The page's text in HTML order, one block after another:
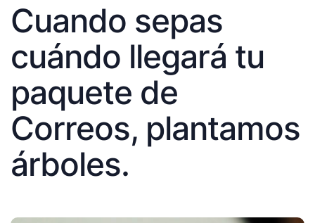
Cuando sepas
cuándo llegará tu
paquete de
Correos, plantamos
árboles.